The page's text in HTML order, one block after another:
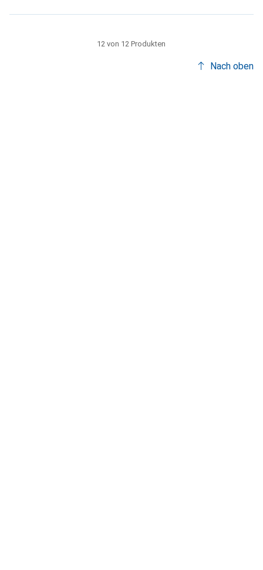
12 von 12 Produkten
Nach oben